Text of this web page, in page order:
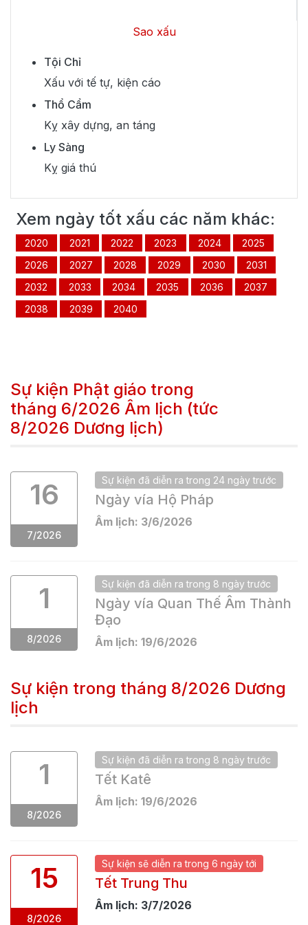
Sao xấu
Tội Chỉ
Xấu với tế tự, kiện cáo
Thổ Cẩm
Kỵ xây dựng, an táng
Ly Sàng
Kỵ giá thú
Xem ngày tốt xấu các năm khác:
2020 2021 2022 2023 2024
2025
2026
2027 2028 2029 2030
2031
2032
2033 2034 2035 2036
2037
2038
2039 2040
Sự kiện Phật giáo trong
tháng 6/2026 Âm lịch (tức
8/2026 Dương lịch)
16
7/2026
Sự kiện đã diễn ra trong 24 ngày trước
Ngày vía Hộ Pháp
Âm lịch: 3/6/2026
1
8/2026
Sự kiện đã diễn ra trong 8 ngày trước
Ngày vía Quan Thế Âm Thành
Đạo
Âm lịch: 19/6/2026
Sự kiện trong tháng 8/2026 Dương
lịch
1
8/2026
Sự kiện đã diễn ra trong 8 ngày trước
Tết Katê
Âm lịch: 19/6/2026
15
8/2026
Sự kiện sẽ diễn ra trong 6 ngày tới
Tết Trung Thu
Âm lịch: 3/7/2026